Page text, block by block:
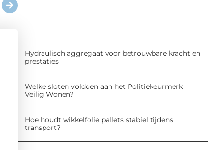
Hydraulisch aggregaat voor betrouwbare kracht en
prestaties
Welke sloten voldoen aan het Politiekeurmerk
Veilig Wonen?
Hoe houdt wikkelfolie pallets stabiel tijdens
transport?